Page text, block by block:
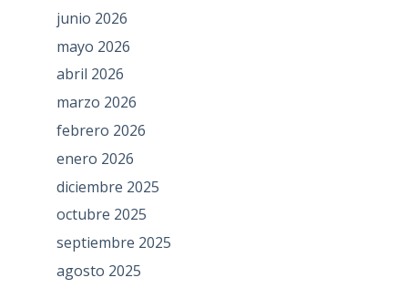
junio 2026
mayo 2026
abril 2026
marzo 2026
febrero 2026
enero 2026
diciembre 2025
octubre 2025
septiembre 2025
agosto 2025